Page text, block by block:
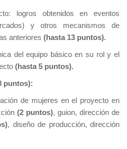
logros obtenidos en eventos
y otros mecanismos de
anteriores (hasta 13 puntos).
del equipo básico en su rol y el
(hasta 5 puntos).
puntos):
de mujeres en el proyecto en
(2 puntos), guion, dirección de
, diseño de producción, dirección